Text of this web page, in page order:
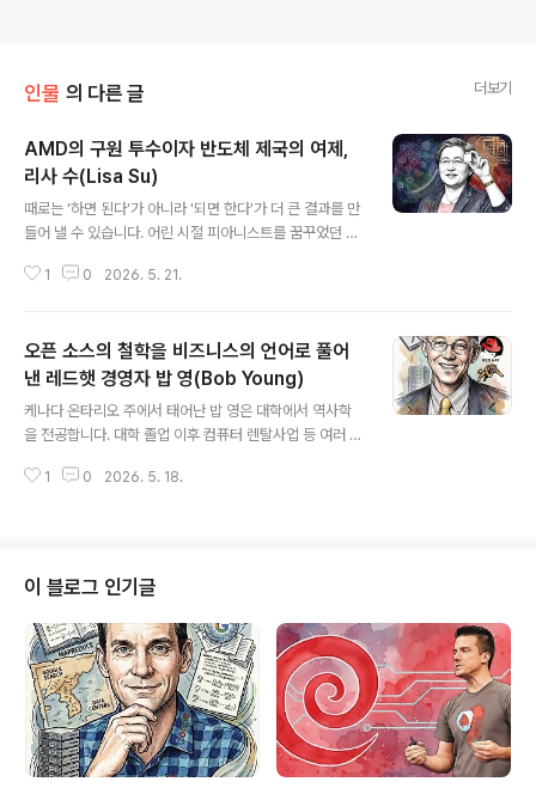
인물 의 다른 글 더보기
AMD의 구원 투수이자 반도체 제국의 여제,
리사 수(Lisa Su)
때로는 '하면 된다'가 아니라 '되면 한다'가 더 큰 결과를 만
들어 낼 수 있습니다. 어린 시절 피아니스트를 꿈꾸었던 한
피아노를 연습합니다. 여러 차례 오디션과 콩쿨을 거치면
를 해야 한다면 자신이 최고가 될 수 있는 일을 하겠다고 결
심합니다. 그동안 연습해 오던 피아노를 덮고, 자신이 가장
잘하는 수학과 과학에 매진합니다. 1986년 소녀는 마침내
전세계 수재들이 모이는 MIT에 입학합니다. 이제 전공을
선택해야 하는데, 선배와 동기들이 '전기공학은 너무 어렵
고 과제가 많아 미친짓'이라고 말하는 것을 듣고, '가장 어
1 0 2026. 5. 21.
오픈 소스의 철학을 비즈니스의 언어로 풀어
낸 레드햇 경영자 밥 영(Bob Young)
케나다 온타리오 주에서 태어난 밥 영은 대학에서 역사학
을 전공합니다. 대학 졸업 이후 컴퓨터 렌탈사업 등 여러 형
큰 영향을 미친 시도가 바로 1993년 설립한 ACC Corp
받기 힘들었습니다. 밥 영은 유닉스 관련 잡지, 공개 소프트
웨어 CD등을 우편 주문 방식으로 판매했습니다.이때 노스
캐롤라이나에서 자신의 배포판을 만들던 마크 유잉(Marc
Ewing)을 만납니다. (마크 유잉은 이미 소개한 적이 있죠.)
밥 영은 마크의 기술력에 자신이 가진 유통 감각이 더해지
면 거대한 시장이 ..
1 0 2026. 5. 18.
이 블로그 인기글